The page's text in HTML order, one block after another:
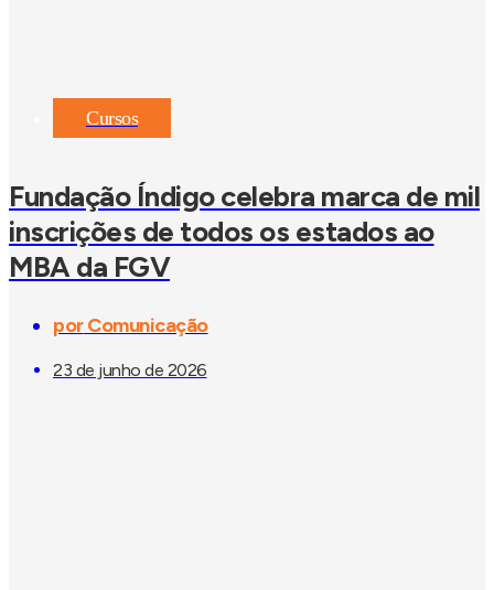
Cursos
Fundação Índigo celebra marca de mil
inscrições de todos os estados ao
MBA da FGV
porComunicação
23 de junho de 2026